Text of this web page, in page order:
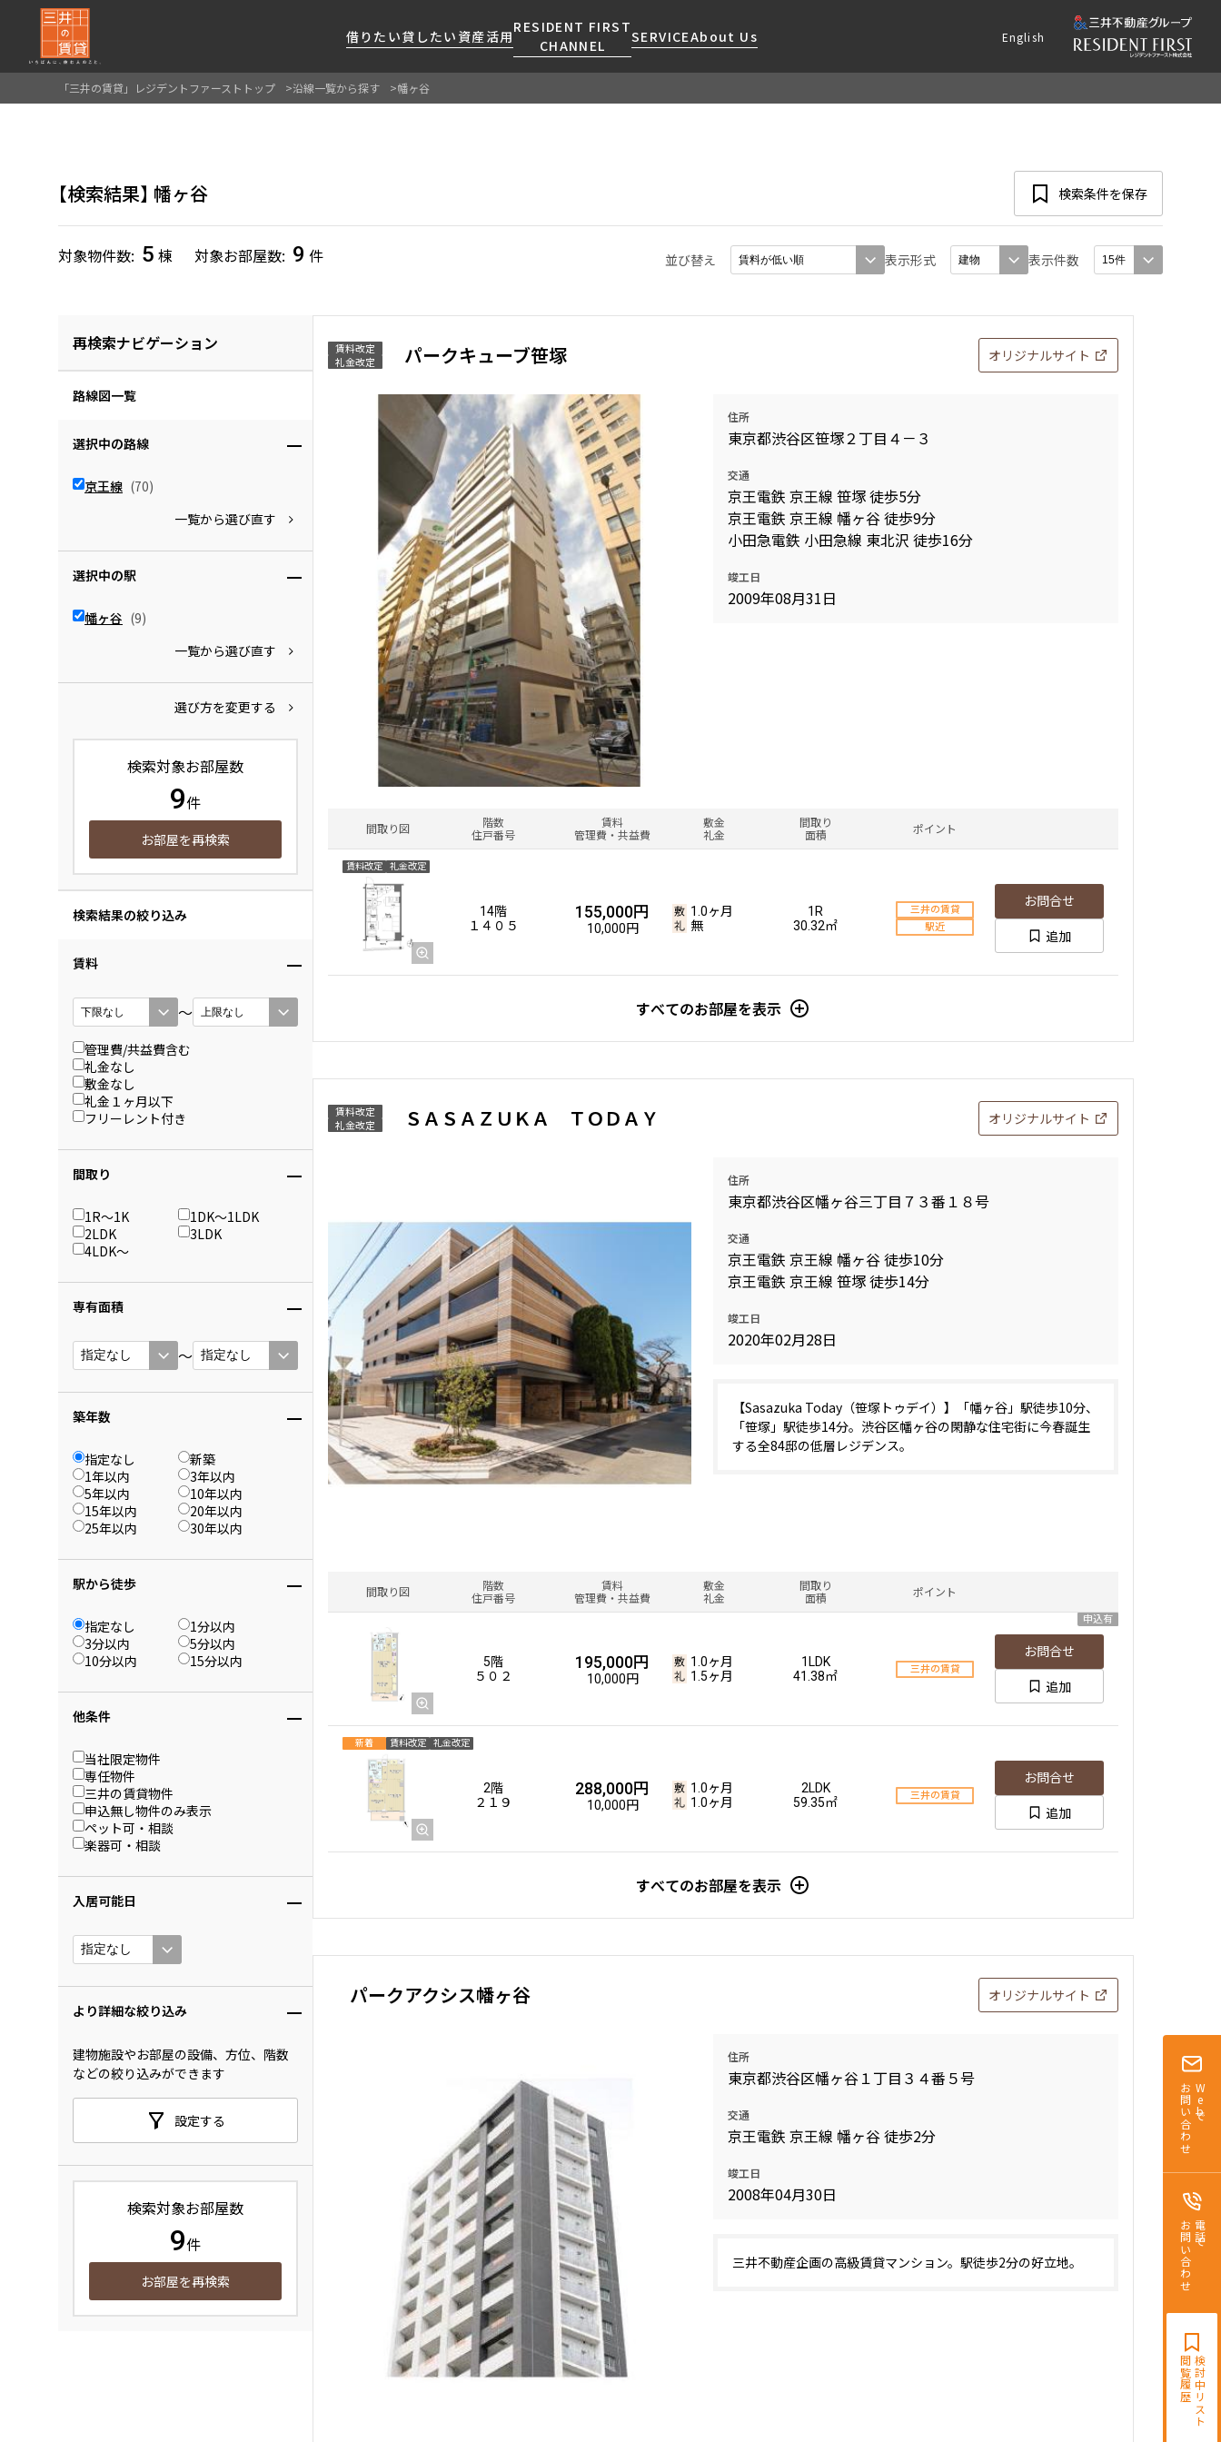
借りたい貸したい 資産活用
RESIDENT FIRST
CHANNEL
SERVICEAbout Us
ご提供するサービスをご紹介します
くご提案します
新着情報から探す
ニュースから探す
新着募集情報
当社限定(港区・渋谷区)
コンシェルジュ付き
ブランドマンション
最適なプランをご提案します
ご相談も承ります
各種サービスをご紹介します
よくあるご質問
社宅紹介
事業部取り扱い物件入居申
込
English
Webで
お問い合わせ
電話で
お問い合わせ
検討中リスト
閲覧履歴
「三井の賃貸」レジデントファーストトップ 沿線一覧から探す 幡ヶ谷
検索結果 幡ヶ谷 検索条件を保存
対象物件数 5 棟 対象お部屋数 9 件 並び替え 表示形式 表示件数
再検索ナビゲーション
路線図一覧
選択中の路線
京王線 (70)
一覧から選び直す
選択中の駅
幡ヶ谷 (9)
一覧から選び直す
選び方を変更する
検索対象お部屋数
9件
お部屋を再検索
検索結果の絞り込み
賃料
〜
管理費/共益費含む
礼金なし
敷金なし
礼金１ヶ月以下
フリーレント付き
間取り
1R〜1K
1DK〜1LDK
2LDK
3LDK
4LDK〜
専有面積
〜
築年数
指定なし
新築
1年以内
3年以内
5年以内
10年以内
15年以内
20年以内
25年以内
30年以内
駅から徒歩
指定なし
1分以内
3分以内
5分以内
10分以内
15分以内
他条件
当社限定物件
専任物件
三井の賃貸物件
申込無し物件のみ表示
ペット可・相談
楽器可・相談
入居可能日
より詳細な絞り込み
建物施設やお部屋の設備、方位、階数
などの絞り込みができます
設定する
検索対象お部屋数
9件
お部屋を再検索
賃料改定
礼金改定
パークキューブ笹塚 オリジナルサイト
住所
東京都渋谷区笹塚２丁目４－３
交通
京王電鉄 京王線 笹塚 徒歩5分
京王電鉄 京王線 幡ヶ谷 徒歩9分
小田急電鉄 小田急線 東北沢 徒歩16分
竣工日
2009年08月31日
間取り図
階数
住戸番号
賃料
管理費・共益費
敷金
礼金
間取り
面積
ポイント
賃料改定 礼金改定
14階
１４０５
155,000円
10,000円
1.0ヶ月
無
1R
30.32㎡
三井の賃貸
駅近
お問合せ
追加
すべてのお部屋を表示
賃料改定
礼金改定
ＳＡＳＡＺＵＫＡ ＴＯＤＡＹ オリジナルサイト
住所
東京都渋谷区幡ヶ谷三丁目７３番１８号
交通
京王電鉄 京王線 幡ヶ谷 徒歩10分
京王電鉄 京王線 笹塚 徒歩14分
竣工日
2020年02月28日
【Sasazuka Today（笹塚トゥデイ）】「幡ヶ谷」駅徒歩10分、
「笹塚」駅徒歩14分。渋谷区幡ヶ谷の閑静な住宅街に今春誕生
する全84邸の低層レジデンス。
間取り図
階数
住戸番号
賃料
管理費・共益費
敷金
礼金
間取り
面積
ポイント
申込有
5階
５０２
195,000円
10,000円
1.0ヶ月
1.5ヶ月
1LDK
41.38㎡
三井の賃貸
お問合せ
追加
新着 賃料改定 礼金改定
2階
２１９
288,000円
10,000円
1.0ヶ月
1.0ヶ月
2LDK
59.35㎡
三井の賃貸
お問合せ
追加
すべてのお部屋を表示
パークアクシス幡ヶ谷 オリジナルサイト
住所
東京都渋谷区幡ヶ谷１丁目３４番５号
交通
京王電鉄 京王線 幡ヶ谷 徒歩2分
竣工日
2008年04月30日
三井不動産企画の高級賃貸マンション。駅徒歩2分の好立地。